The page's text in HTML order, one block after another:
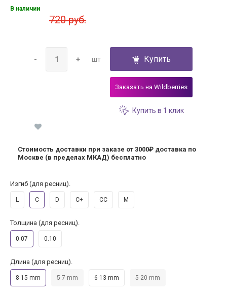
В наличии
720 руб.
- + шт Купить
Заказать на Wildberries
Купить в 1 клик
Стоимость доставки при заказе от 3000₽ доставка по
Москве (в пределах МКАД) бесплатно
Изгиб (для ресниц).
L C D C+ CC M
Толщина (для ресниц).
0.07 0.10
Длина (для ресниц).
8-15 mm 5-7 mm 6-13 mm 5-20 mm